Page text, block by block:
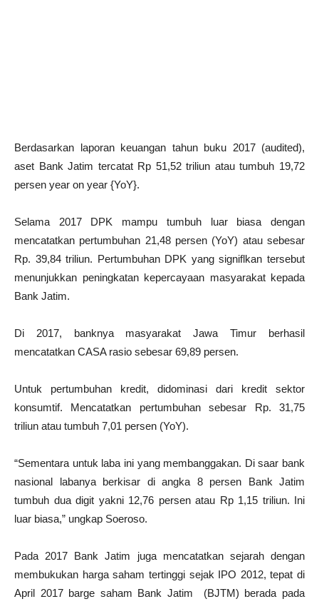
Berdasarkan laporan keuangan tahun buku 2017 (audited),
aset Bank Jatim tercatat Rp 51,52 triliun atau tumbuh 19,72
persen year on year {YoY}.
Selama 2017 DPK mampu tumbuh luar biasa dengan
mencatatkan pertumbuhan 21,48 persen (YoY) atau sebesar
Rp. 39,84 triliun. Pertumbuhan DPK yang signiflkan tersebut
menunjukkan peningkatan kepercayaan masyarakat kepada
Bank Jatim.
Di 2017, banknya masyarakat Jawa Timur berhasil
mencatatkan CASA rasio sebesar 69,89 persen.
Untuk pertumbuhan kredit, didominasi dari kredit sektor
konsumtif. Mencatatkan pertumbuhan sebesar Rp. 31,75
triliun atau tumbuh 7,01 persen (YoY).
“Sementara untuk laba ini yang membanggakan. Di saar bank
nasional labanya berkisar di angka 8 persen Bank Jatim
tumbuh dua digit yakni 12,76 persen atau Rp 1,15 triliun. Ini
luar biasa,” ungkap Soeroso.
Pada 2017 Bank Jatim juga mencatatkan sejarah dengan
membukukan harga saham tertinggi sejak IPO 2012, tepat di
April 2017 barge saham Bank Jatim (BJTM) berada pada